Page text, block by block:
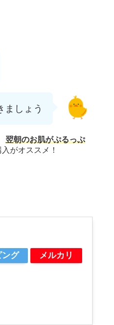
ましょう
翌朝のお肌がぷるっぷ
がオススメ！
ング メルカリ